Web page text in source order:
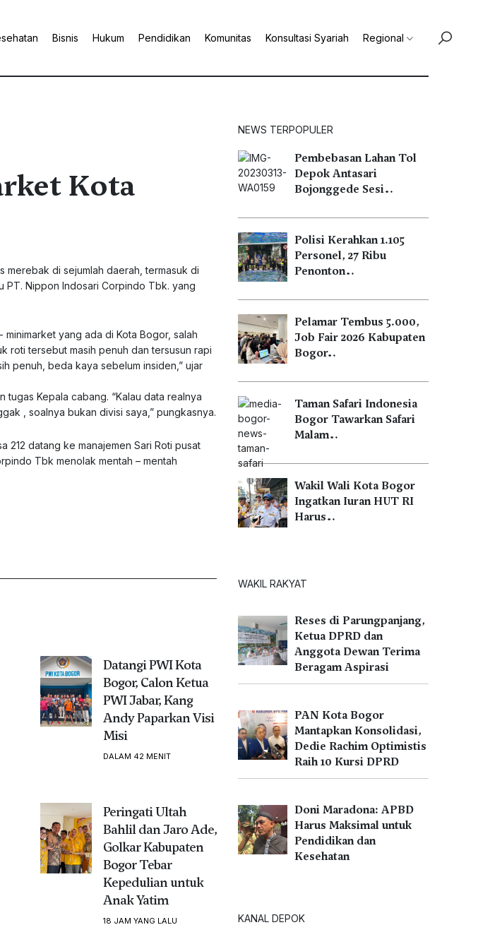
Bisnis Hukum Pendidikan Komunitas Konsultasi Syariah Regional
Kota
merebak di sejumlah daerah, termasuk di
PT. Nippon Indosari Corpindo Tbk. yang
yang ada di Kota Bogor, salah
roti tersebut masih penuh dan tersusun rapi
penuh, beda kaya sebelum insiden,” ujar
tugas Kepala cabang. “Kalau data realnya
, soalnya bukan divisi saya,” pungkasnya.
212 datang ke manajemen Sari Roti pusat
Tbk menolak mentah – mentah
Datangi PWI Kota
Bogor, Calon Ketua
PWI Jabar, Kang
Andy Paparkan Visi
Misi
DALAM 42 MENIT
Peringati Ultah
Bahlil dan Jaro Ade,
Golkar Kabupaten
Bogor Tebar
Kepedulian untuk
Anak Yatim
18 JAM YANG LALU
NEWS TERPOPULER
Pembebasan Lahan Tol
Depok Antasari
Bojonggede Sesi…
Polisi Kerahkan 1.105
Personel, 27 Ribu
Penonton…
Pelamar Tembus 5.000,
Job Fair 2026 Kabupaten
Bogor…
Taman Safari Indonesia
Bogor Tawarkan Safari
Malam…
Wakil Wali Kota Bogor
Ingatkan Iuran HUT RI
Harus…
WAKIL RAKYAT
Reses di Parungpanjang,
Ketua DPRD dan
Anggota Dewan Terima
Beragam Aspirasi
PAN Kota Bogor
Mantapkan Konsolidasi,
Dedie Rachim Optimistis
Raih 10 Kursi DPRD
Doni Maradona: APBD
Harus Maksimal untuk
Pendidikan dan
Kesehatan
KANAL DEPOK